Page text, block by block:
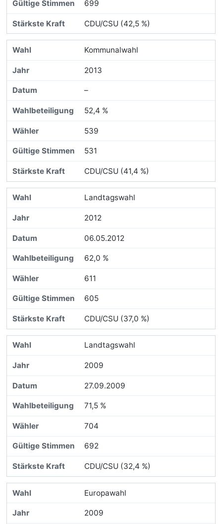
699
CDU/CSU (42,5 %)
Kommunalwahl
2013
–
52,4 %
539
531
CDU/CSU (41,4 %)
Landtagswahl
2012
06.05.2012
62,0 %
611
605
CDU/CSU (37,0 %)
Landtagswahl
2009
27.09.2009
71,5 %
704
692
CDU/CSU (32,4 %)
Europawahl
2009